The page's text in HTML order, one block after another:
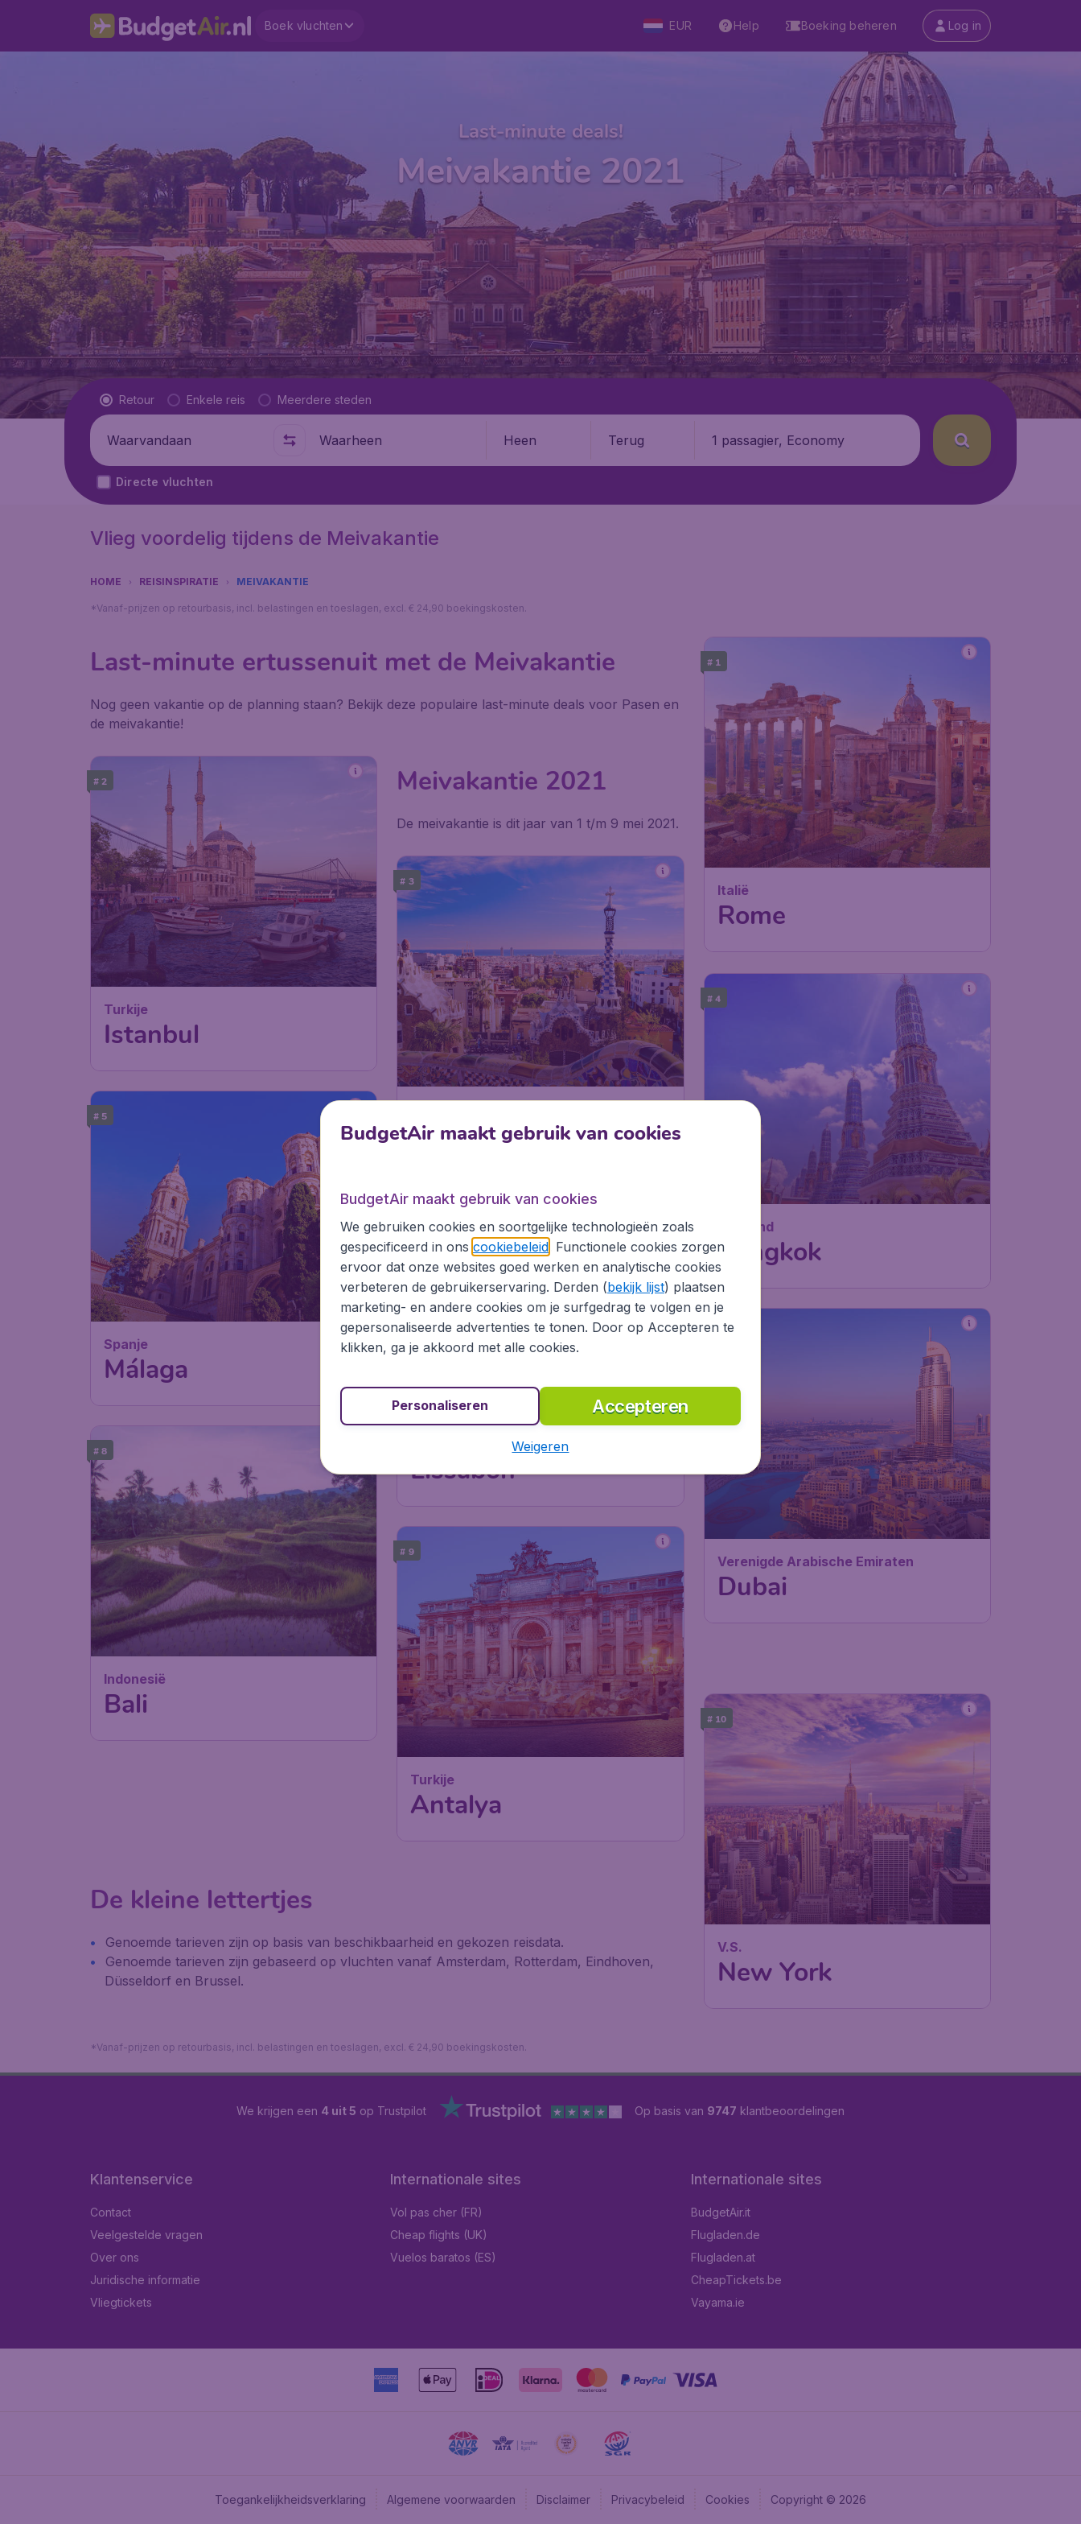
Boek vluchten EUR Help Boeking beheren Log in
Last-minute deals!
Meivakantie 2021
Vluchttype
Retour Enkele reis Meerdere steden
Waarvandaan Waarheen Heen Terug 1 passagier, Economy
Directe vluchten
Vlieg voordelig tijdens de Meivakantie
HOME REISINSPIRATIE MEIVAKANTIE
*Vanaf-prijzen op retourbasis, incl. belastingen en toeslagen, excl. € 24,90 boekingskosten.
Last-minute ertussenuit met de Meivakantie
Nog geen vakantie op de planning staan? Bekijk deze populaire last-minute deals voor Pasen en
de meivakantie!
# 1
Italië
Rome
# 2
Turkije
Istanbul
Meivakantie 2021
De meivakantie is dit jaar van 1 t/m 9 mei 2021.
# 3
Barcelona
# 4
Thailand
Bangkok
# 5
Spanje
Málaga
Lissabon
# 7
Verenigde Arabische Emiraten
Dubai
# 8
Indonesië
Bali
# 9
Turkije
Antalya
# 10
V.S.
New York
De kleine lettertjes
Genoemde tarieven zijn op basis van beschikbaarheid en gekozen reisdata.
Genoemde tarieven zijn gebaseerd op vluchten vanaf Amsterdam, Rotterdam, Eindhoven,
Düsseldorf en Brussel.
*Vanaf-prijzen op retourbasis, incl. belastingen en toeslagen, excl. € 24,90 boekingskosten.
We krijgen een 4 uit 5 op Trustpilot Op basis van 9747 klantbeoordelingen
Klantenservice
Contact
Veelgestelde vragen
Over ons
Juridische informatie
Vliegtickets
Internationale sites
Vol pas cher (FR)
Cheap flights (UK)
Vuelos baratos (ES)
Internationale sites
BudgetAir.it
Flugladen.de
Flugladen.at
CheapTickets.be
Vayama.ie
Toegankelijkheidsverklaring Algemene voorwaarden Disclaimer Privacybeleid Cookies Copyright © 2026
BudgetAir maakt gebruik van cookies
BudgetAir maakt gebruik van cookies
We gebruiken cookies en soortgelijke technologieën zoals
gespecificeerd in ons cookiebeleid. Functionele cookies zorgen
ervoor dat onze websites goed werken en analytische cookies
verbeteren de gebruikerservaring. Derden (bekijk lijst) plaatsen
marketing- en andere cookies om je surfgedrag te volgen en je
gepersonaliseerde advertenties te tonen. Door op Accepteren te
klikken, ga je akkoord met alle cookies.
Accepteren
Personaliseren
Weigeren